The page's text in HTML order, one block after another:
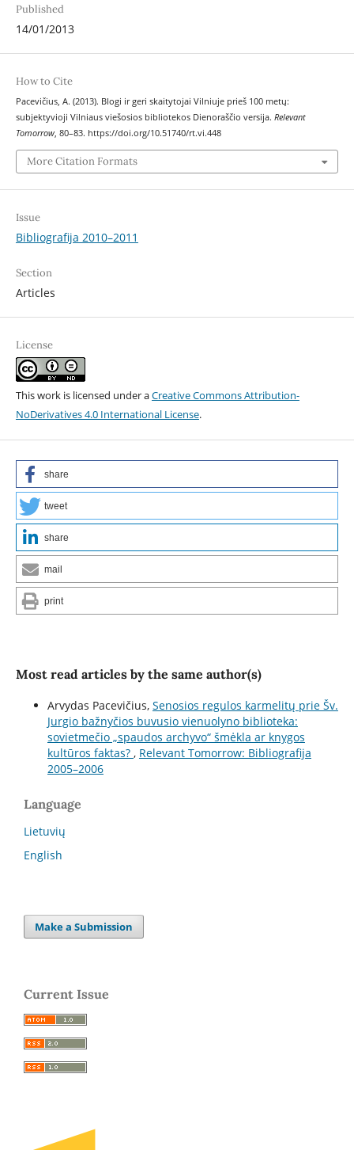
Published
14/01/2013
How to Cite
Pacevičius, A. (2013). Blogi ir geri skaitytojai Vilniuje prieš 100 metų:
subjektyvioji Vilniaus viešosios bibliotekos Dienoraščio versija. Relevant
Tomorrow, 80–83. https://doi.org/10.51740/rt.vi.448
More Citation Formats
Issue
Bibliografija 2010–2011
Section
Articles
License
This work is licensed under aCreative Commons Attribution-
NoDerivatives 4.0 International License.
share
tweet
share
mail
print
Most read articles by the same author(s)
Arvydas Pacevičius, Senosios regulos karmelitų prie Šv.
Jurgio bažnyčios buvusio vienuolyno biblioteka:
sovietmečio „spaudos archyvo“ šmėkla ar knygos
kultūros faktas? , Relevant Tomorrow: Bibliografija
2005–2006
Language
Lietuvių
English
Make a Submission
Current Issue